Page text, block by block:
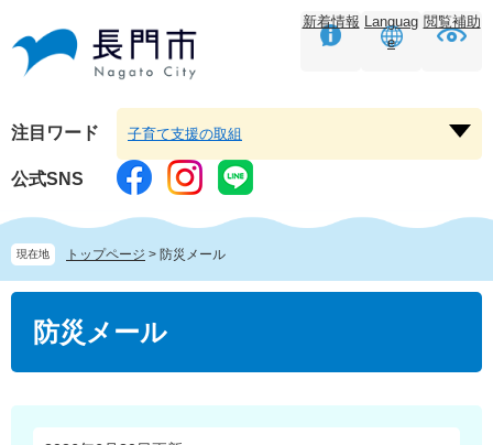
頭
す。
飛
し
本
文
へ
新着情報 Languag
e
閲覧補助
注目ワード
ー
子育て支援の取組
公式SNS
現在地 トップページ > 防災メール
防災メール